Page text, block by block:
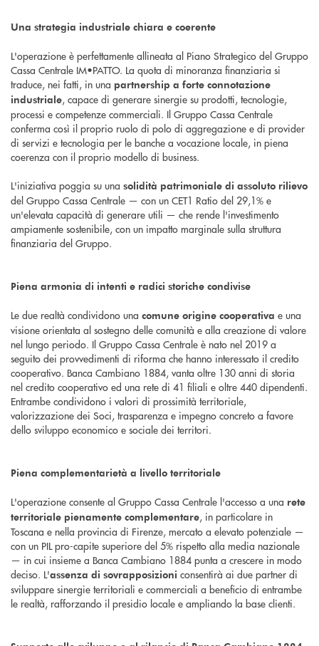
Una strategia industriale chiara e coerente
L'operazione è perfettamente allineata al Piano Strategico del Gruppo
Cassa Centrale IM•PATTO. La quota di minoranza finanziaria si
traduce, nei fatti, in una partnership a forte connotazione
industriale, capace di generare sinergie su prodotti, tecnologie,
processi e competenze commerciali. Il Gruppo Cassa Centrale
conferma così il proprio ruolo di polo di aggregazione e di provider
di servizi e tecnologia per le banche a vocazione locale, in piena
coerenza con il proprio modello di business.
L'iniziativa poggia su una solidità patrimoniale di assoluto rilievo
del Gruppo Cassa Centrale — con un CET1 Ratio del 29,1% e
un'elevata capacità di generare utili — che rende l'investimento
ampiamente sostenibile, con un impatto marginale sulla struttura
finanziaria del Gruppo.
Piena armonia di intenti e radici storiche condivise
Le due realtà condividono una comune origine cooperativa e una
visione orientata al sostegno delle comunità e alla creazione di valore
nel lungo periodo. Il Gruppo Cassa Centrale è nato nel 2019 a
seguito dei provvedimenti di riforma che hanno interessato il credito
cooperativo. Banca Cambiano 1884, vanta oltre 130 anni di storia
nel credito cooperativo ed una rete di 41 filiali e oltre 440 dipendenti.
Entrambe condividono i valori di prossimità territoriale,
valorizzazione dei Soci, trasparenza e impegno concreto a favore
dello sviluppo economico e sociale dei territori.
Piena complementarietà a livello territoriale
L'operazione consente al Gruppo Cassa Centrale l'accesso a una rete
territoriale pienamente complementare, in particolare in
Toscana e nella provincia di Firenze, mercato a elevato potenziale —
con un PIL pro-capite superiore del 5% rispetto alla media nazionale
— in cui insieme a Banca Cambiano 1884 punta a crescere in modo
deciso. L'assenza di sovrapposizioni consentirà ai due partner di
sviluppare sinergie territoriali e commerciali a beneficio di entrambe
le realtà, rafforzando il presidio locale e ampliando la base clienti.